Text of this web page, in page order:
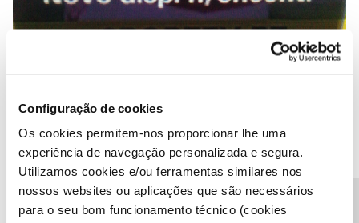
Configuração de cookies
Os cookies permitem-nos proporcionar lhe uma
experiência de navegação personalizada e segura.
Utilizamos cookies e/ou ferramentas similares nos
nossos websites ou aplicações que são necessários
para o seu bom funcionamento técnico (cookies